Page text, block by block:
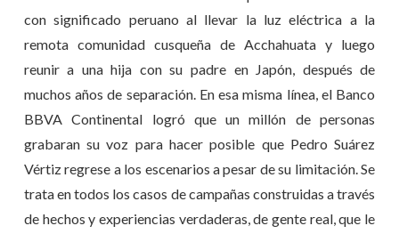
con significado peruano al llevar la luz eléctrica a la
remota comunidad cusqueña de Acchahuata y luego
reunir a una hija con su padre en Japón, después de
muchos años de separación. En esa misma línea, el Banco
BBVA Continental logró que un millón de personas
grabaran su voz para hacer posible que Pedro Suárez
Vértiz regrese a los escenarios a pesar de su limitación. Se
trata en todos los casos de campañas construidas a través
de hechos y experiencias verdaderas, de gente real, que le